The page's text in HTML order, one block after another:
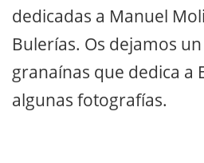
dedicadas a Manuel
Bulerías. Os dejamos
granaínas que dedica a
algunas fotografías.